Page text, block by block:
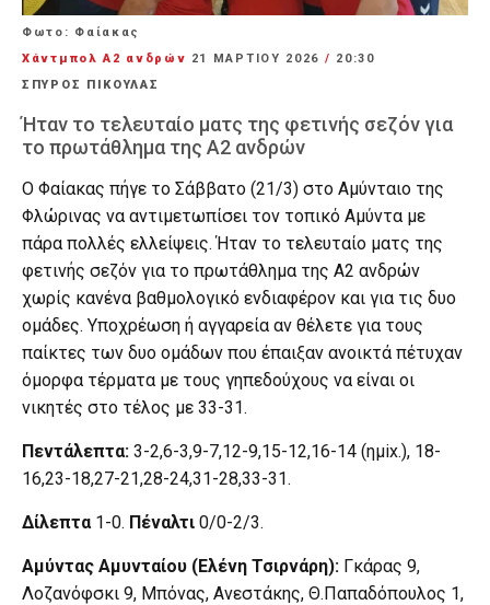
Φωτο: Φαίακας
Χάντμπολ Α2 ανδρών 21 ΜΑΡΤΊΟΥ 2026 / 20:30
ΣΠΥΡΟΣ ΠΙΚΟΥΛΑΣ
Ήταν το τελευταίο ματς της φετινής σεζόν για
το πρωτάθλημα της Α2 ανδρών
Ο Φαίακας πήγε το Σάββατο (21/3) στο Αμύνταιο της
Φλώρινας να αντιμετωπίσει τον τοπικό Αμύντα με
πάρα πολλές ελλείψεις. Ήταν το τελευταίο ματς της
φετινής σεζόν για το πρωτάθλημα της Α2 ανδρών
χωρίς κανένα βαθμολογικό ενδιαφέρον και για τις δυο
ομάδες. Υποχρέωση ή αγγαρεία αν θέλετε για τους
παίκτες των δυο ομάδων που έπαιξαν ανοικτά πέτυχαν
όμορφα τέρματα με τους γηπεδούχους να είναι οι
νικητές στο τέλος με 33-31.
Πεντάλεπτα: 3-2,6-3,9-7,12-9,15-12,16-14 (ημix.), 18-
16,23-18,27-21,28-24,31-28,33-31.
Δίλεπτα 1-0. Πέναλτι 0/0-2/3.
Αμύντας Αμυνταίου (Ελένη Τσιρνάρη): Γκάρας 9,
Λοζανόφσκι 9, Μπόνας, Ανεστάκης, Θ.Παπαδόπουλος 1,